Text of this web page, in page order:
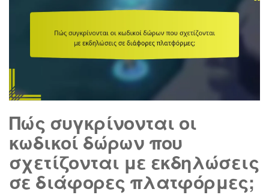
Πώς συγκρίνονται οι
κωδικοί δώρων που
σχετίζονται με εκδηλώσεις
σε διάφορες πλατφόρμες;